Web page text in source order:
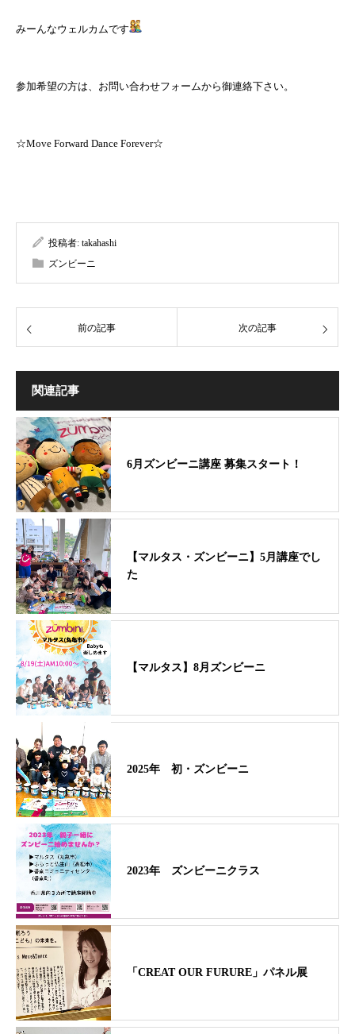
みーんなウェルカムです
参加希望の方は、お問い合わせフォームから御連絡下さい。
☆Move Forward Dance Forever☆
投稿者: takahashi
ズンビーニ
前の記事 次の記事
関連記事
6月ズンビーニ講座 募集スタート！
【マルタス・ズンビーニ】5月講座でし
た
【マルタス】8月ズンビーニ
2025年 初・ズンビーニ
2023年 ズンビーニクラス
「CREAT OUR FURURE」パネル展